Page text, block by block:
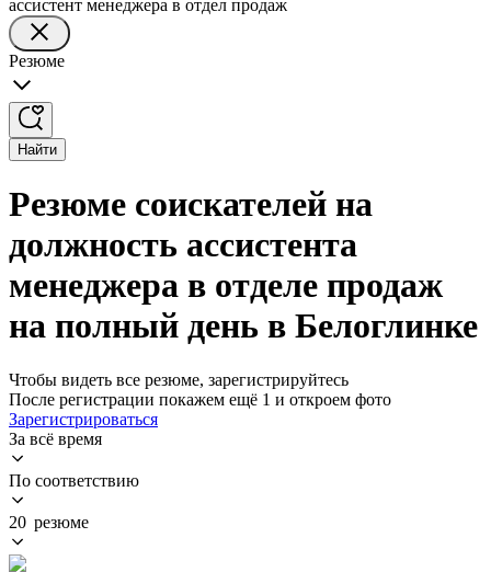
ассистент менеджера в отдел продаж
Резюме
Найти
Резюме соискателей на
должность ассистента
менеджера в отделе продаж
на полный день в Белоглинке
Чтобы видеть все резюме, зарегистрируйтесь
После регистрации покажем ещё 1 и откроем фото
Зарегистрироваться
За всё время
По соответствию
20 резюме